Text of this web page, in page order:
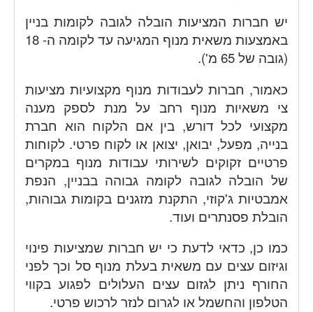
יש חברות המציעות הובלה לגובה לקומות בניין
באמצעות משאית מנוף המגיעה עד לקומה ה- 18
(גובה של 65 מ').
כאמור, חברות לעבודות מנוף מקצועיות מציעות
צי משאיות מנוף רחב על מנת לספק מענה
מקצועי לכל דורש, בין אם הלקוח הוא חברת
בנייה, מפעל, יבואן, יצואן או לקוח פרטי. לקוחות
פרטיים זקוקים לשירותי עבודות מנוף במקרים
של הובלה לגובה לקומה גבוהה בבניין, הנפת
אמבטיות ג'קוזי, התקנת מזגנים בקומות גבוהות,
הובלת פסנתרים ועוד.
כמו כן, כדאי לדעת כי יש חברות שמציעות פינוי
וגיזום עצים עם משאית בעלת מנוף סל וכך לפני
החורף ניתן לגזום עצים העלולים לפגוע בקווי
הטלפון והחשמל או לגרום לנזר לרכוש פרטי.